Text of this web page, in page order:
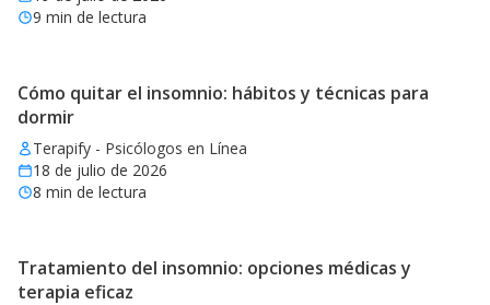
9 min de lectura
Cómo quitar el insomnio: hábitos y técnicas para
dormir
Terapify - Psicólogos en Línea
18 de julio de 2026
8 min de lectura
Tratamiento del insomnio: opciones médicas y
terapia eficaz